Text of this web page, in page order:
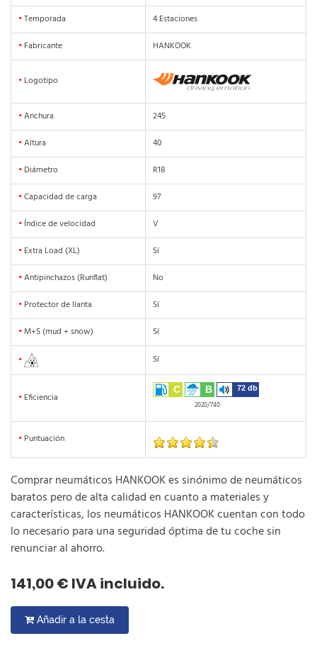
•Temporada
4 Estaciones
• Fabricante HANKOOK
• Logotipo
•Anchura
245
•Altura
40
• Diámetro
R18
•Capacidad de carga
97
• Índice de velocidad
V
• Extra Load (XL)
Sí
•Antipinchazos (Runflat)
No
• Protector de llanta
Sí
• M+S (mud + snow) Sí
• Sí
• Eficiencia
C B 72 db
2020/740
• Puntuación
Comprar neumáticos HANKOOK es sinónimo de neumáticos
baratos pero de alta calidad en cuanto a materiales y
características, los neumáticos HANKOOK cuentan con todo
lo necesario para una seguridad óptima de tu coche sin
renunciar al ahorro.
141,00 € IVA incluido.
Añadir a la cesta